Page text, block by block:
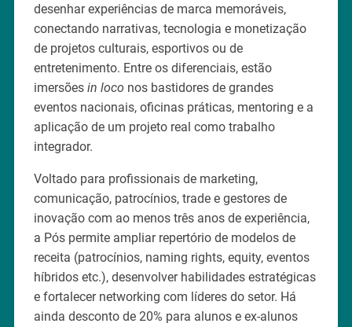
desenhar experiências de marca memoráveis,
conectando narrativas, tecnologia e monetização
de projetos culturais, esportivos ou de
entretenimento. Entre os diferenciais, estão
imersões in loco nos bastidores de grandes
eventos nacionais, oficinas práticas, mentoring e a
aplicação de um projeto real como trabalho
integrador.
Voltado para profissionais de marketing,
comunicação, patrocínios, trade e gestores de
inovação com ao menos três anos de experiência,
a Pós permite ampliar repertório de modelos de
receita (patrocínios, naming rights, equity, eventos
híbridos etc.), desenvolver habilidades estratégicas
e fortalecer networking com líderes do setor. Há
ainda desconto de 20% para alunos e ex-alunos